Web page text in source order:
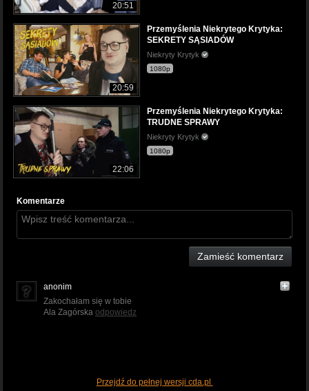
20:51
20:59
Przemyślenia Niekrytego Krytyka:
SEKRETY SĄSIADÓW
Niekryty Krytyk
1080p
22:06
Przemyślenia Niekrytego Krytyka:
TRUDNE SPRAWY
Niekryty Krytyk
1080p
Komentarze
Zamieść komentarz
anonim
Zakochałam się w tobie
Ala Zagórska odpowiedz
Przejdź do pełnej wersji cda.pl